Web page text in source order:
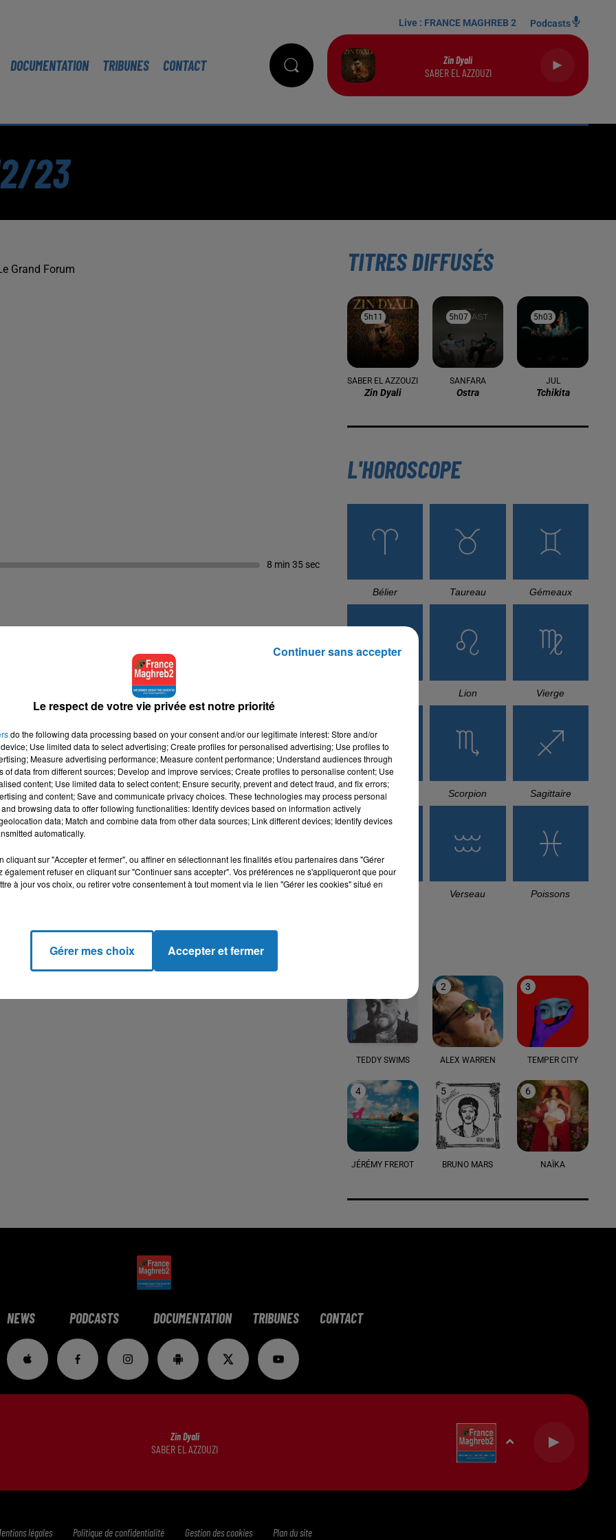
DOCUMENTATION TRIBUNES CONTACT
Live : FRANCE MAGHREB 2 Podcasts
Zin Dyali
SABER EL AZZOUZI
23
Grand Forum
8 min 35 sec
TITRES DIFFUSÉS
5h11
5h11
SABER EL AZZOUZI
Zin Dyali
5h07
5h07
SANFARA
Ostra
5h03
5h03
JUL
Tchikita
L'HOROSCOPE
Bélier Taureau Gémeaux
Lion Vierge
Balance Scorpion Sagittaire
Verseau Poissons
TEDDY SWIMS
2
ALEX WARREN
3
TEMPER CITY
4
JÉRÉMY FREROT
5
BRUNO MARS
6
NAÏKA
NEWS PODCASTS DOCUMENTATION TRIBUNES CONTACT
Zin Dyali
SABER EL AZZOUZI
légales Politique de confidentialité Gestion des cookies Plan du site
Le respect de votre vie privée est notre priorité
do the following data processing based on your consent and/or our legitimate interest: Store and/or
Use limited data to select advertising; Create profiles for personalised advertising; Use profiles to
Measure advertising performance; Measure content performance; Understand audiences through
of data from different sources; Develop and improve services; Create profiles to personalise content; Use
content; Use limited data to select content; Ensure security, prevent and detect fraud, and fix errors;
and content; Save and communicate privacy choices. These technologies may process personal
browsing data to offer following functionalities: Identify devices based on information actively
data; Match and combine data from other data sources; Link different devices; Identify devices
automatically.
cliquant sur "Accepter et fermer", ou affiner en sélectionnant les finalités et/ou partenaires dans "Gérer
également refuser en cliquant sur "Continuer sans accepter". Vos préférences ne s'appliqueront que pour
à jour vos choix, ou retirer votre consentement à tout moment via le lien "Gérer les cookies" situé en
Gérer mes choix Accepter et fermer
Continuer sans accepter